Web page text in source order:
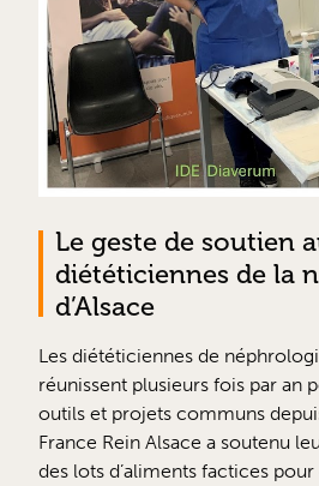
Le geste de soutien
diététiciennes de la
d’Alsace
Les diététiciennes de
réunissent plusieurs fois par an
outils et projets communs
France Rein Alsace a soutenu
des lots d’aliments factices